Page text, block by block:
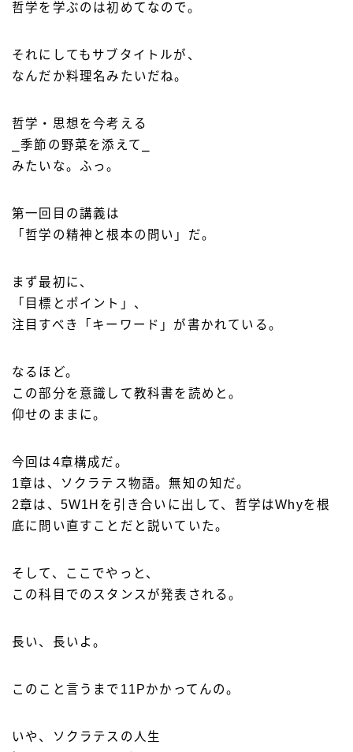
哲学を学ぶのは初めてなので。
それにしてもサブタイトルが、
なんだか料理名みたいだね。
哲学・思想を今考える
⎯季節の野菜を添えて⎯
みたいな。ふっ。
第一回目の講義は
「哲学の精神と根本の問い」だ。
まず最初に、
「目標とポイント」、
注目すべき「キーワード」が書かれている。
なるほど。
この部分を意識して教科書を読めと。
仰せのままに。
今回は4章構成だ。
1章は、ソクラテス物語。無知の知だ。
2章は、5W1Hを引き合いに出して、哲学はWhyを根
底に問い直すことだと説いていた。
そして、ここでやっと、
この科目でのスタンスが発表される。
長い、長いよ。
このこと言うまで11Pかかってんの。
いや、ソクラテスの人生